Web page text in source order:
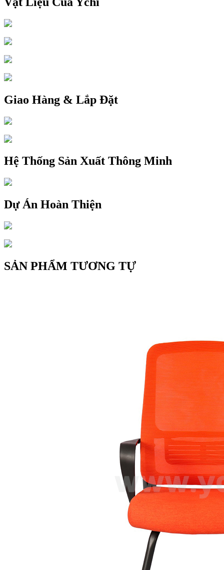
Giao Hàng & Lắp Đặt
Hệ Thống Sản Xuất Thông Minh
Dự Án Hoàn Thiện
SẢN PHẨM TƯƠNG TỰ